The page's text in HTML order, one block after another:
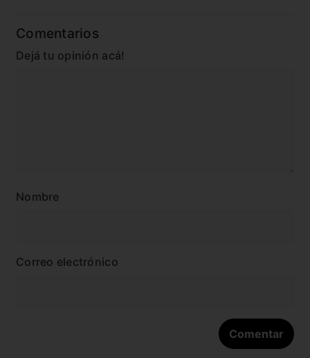
Comentarios
Dejá tu opinión acá!
Nombre
Correo electrónico